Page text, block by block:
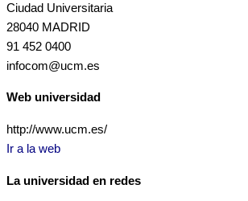
Ciudad Universitaria
28040 MADRID
91 452 0400
infocom@ucm.es
Web universidad
http://www.ucm.es/
Ir a la web
La universidad en redes